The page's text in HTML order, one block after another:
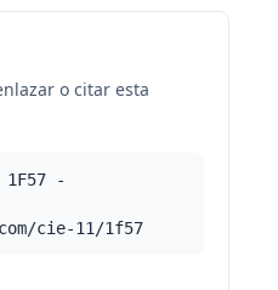
o citar esta
1F57 -
cie-11/1f57